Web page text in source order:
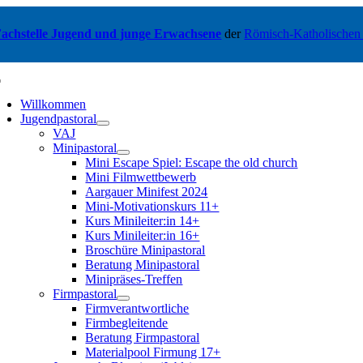
Inhalt
springen
Jugend und junge Erwachsene derRömisch-
Willkommen
Jugendpastoral
VAJ
Minipastoral
Mini Escape Spiel: Escape the old church
Mini Filmwettbewerb
Aargauer Minifest 2024
Mini-Motivationskurs 11+
Kurs Minileiter:in 14+
Kurs Minileiter:in 16+
Broschüre Minipastoral
Beratung Minipastoral
Minipräses-Treffen
Firmpastoral
Firmverantwortliche
Firmbegleitende
Beratung Firmpastoral
Materialpool Firmung 17+